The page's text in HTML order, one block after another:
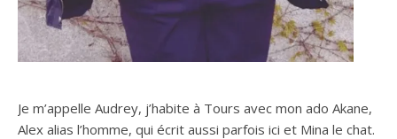
Je m’appelle Audrey, j’habite à Tours avec mon ado Akane,
Alex alias l’homme, qui écrit aussi parfois ici et Mina le chat.